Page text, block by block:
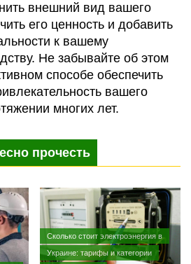
внешний вид вашего
его ценность и добавить
к вашему
Не забывайте об этом
способе обеспечить
вашего
многих лет.
прочесть
Сколько стоит электроэнергия в
Украине: тарифы и категории